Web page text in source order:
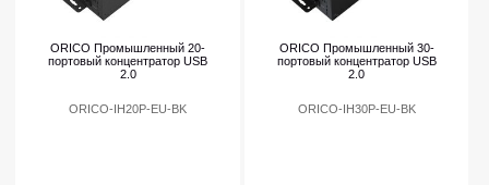
ORICO Промышленный 20-
портовый концентратор USB
2.0
ORICO-IH20P-EU-BK
ORICO Промышленный 30-
портовый концентратор USB
2.0
ORICO-IH30P-EU-BK